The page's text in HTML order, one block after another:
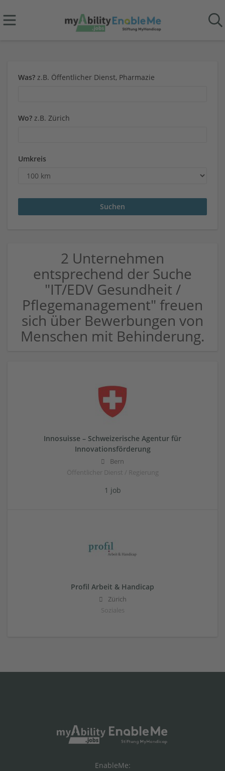
Was? z.B. Öffentlicher Dienst, Pharmazie
Wo? z.B. Zürich
Umkreis
2 Unternehmen
entsprechend der Suche
"IT/EDV Gesundheit /
Pflegemanagement" freuen
sich über Bewerbungen von
Menschen mit Behinderung.
Innosuisse – Schweizerische Agentur für
Innovationsförderung
Bern
Öffentlicher Dienst / Regierung
1 job
Profil Arbeit & Handicap
Zürich
Soziales
EnableMe: